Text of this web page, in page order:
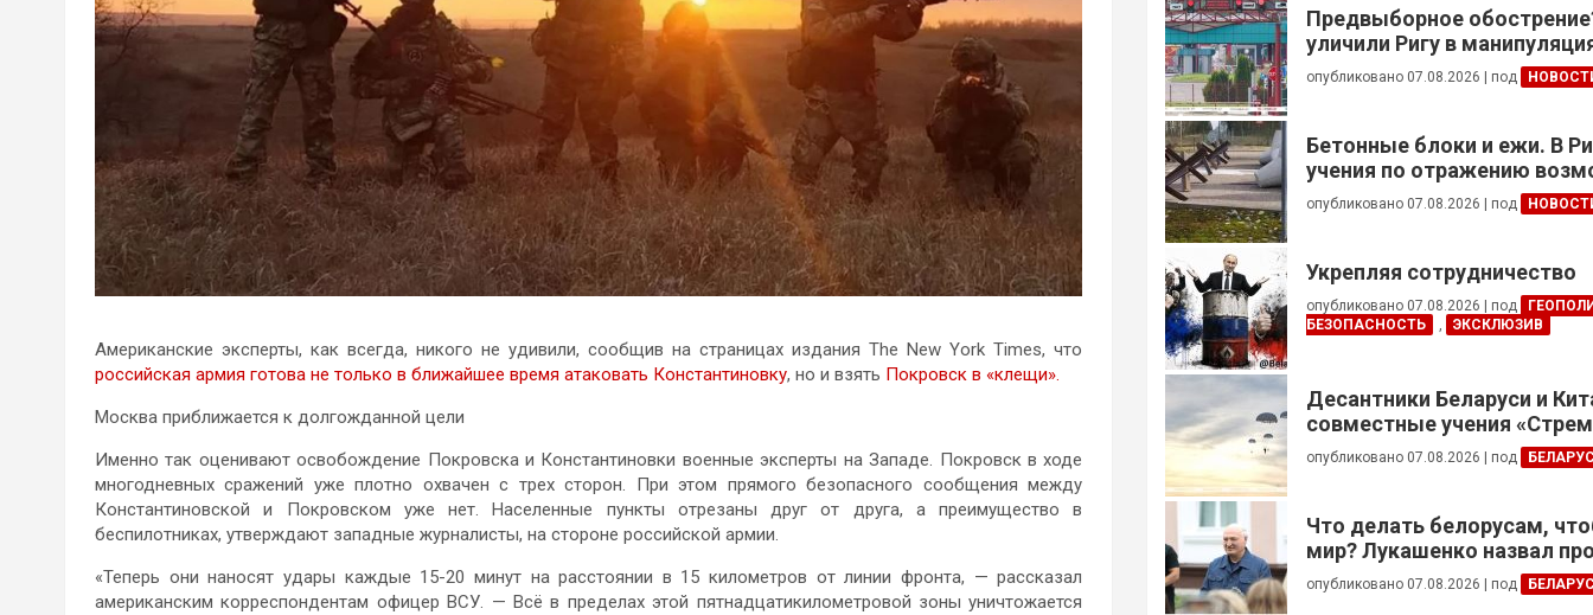
Американские эксперты, как всегда, никого не удивили, сообщив на страницах издания The New York Times, что
российская армия готова не только в ближайшее время атаковать Константиновку, но и взять Покровск в «клещи».
Москва приближается к долгожданной цели
Именно так оценивают освобождение Покровска и Константиновки военные эксперты на Западе. Покровск в ходе
многодневных сражений уже плотно охвачен с трех сторон. При этом прямого безопасного сообщения между
Константиновской и Покровском уже нет. Населенные пункты отрезаны друг от друга, а преимущество в
беспилотниках, утверждают западные журналисты, на стороне российской армии.
«Теперь они наносят удары каждые 15-20 минут на расстоянии в 15 километров от линии фронта, — рассказал
американским корреспондентам офицер ВСУ. — Всё в пределах этой пятнадцатикилометровой зоны уничтожается
Предвыборное
уличили Ригу в
Беларусью
опубликовано 07.08.2026 под
Бетонные блоки и ежи. В
учения по отражению
вторжения
опубликовано 07.08.2026 под
Укрепляя сотрудничество
опубликовано 07.08.2026 под
БЕЗОПАСНОСТЬ
, ЭКСКЛЮЗИВ
Десантники Беларуси и
совместные учения
— 2026»
опубликовано 07.08.2026 под
Что делать белорусам,
мир? Лукашенко назвал
опубликовано 07.08.2026 под